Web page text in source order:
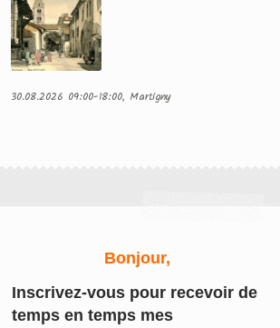
30.08.2026 09:00-18:00, Martigny
Bonjour,
Inscrivez-vous pour recevoir de
temps en temps mes